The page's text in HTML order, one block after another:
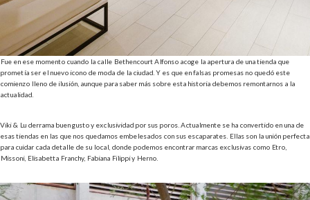
Fue en ese momento cuando la calle Bethencourt Alfonso acoge la apertura de una tienda que
prometía ser el nuevo icono de moda de la ciudad. Y es que en falsas promesas no quedó este
comienzo lleno de ilusión, aunque para saber más sobre esta historia debemos remontarnos a la
actualidad.
Viki & Lu derrama buen gusto y exclusividad por sus poros. Actualmente se ha convertido en una de
esas tiendas en las que nos quedamos embelesados con sus escaparates. Ellas son la unión perfecta
para cuidar cada detalle de su local, donde podemos encontrar marcas exclusivas como Etro,
Missoni, Elisabetta Franchy, Fabiana Filippi y Herno.